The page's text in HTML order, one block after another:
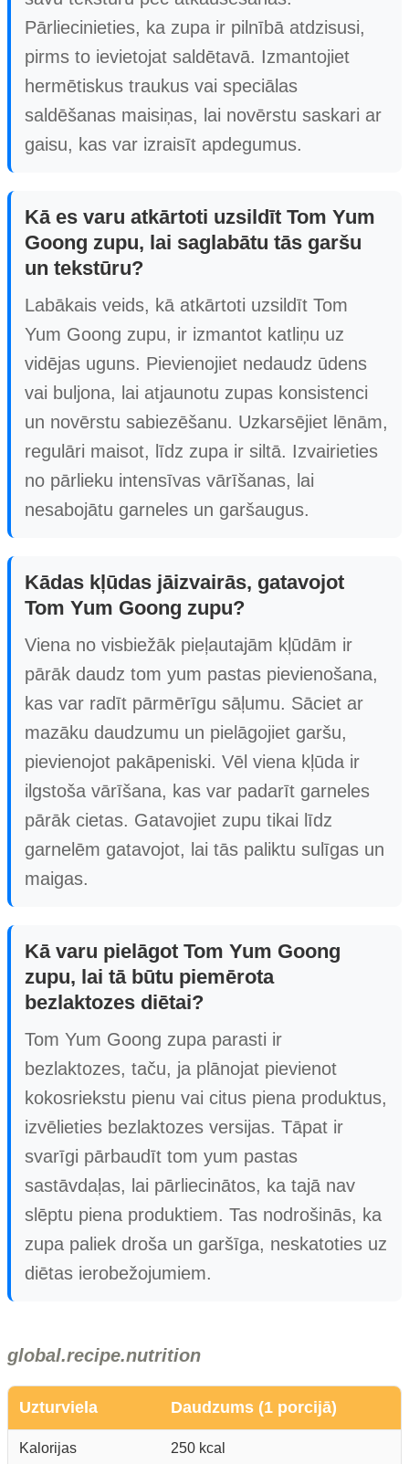
Pārliecinieties, ka zupa ir pilnībā atdzisusi,
pirms to ievietojat saldētavā. Izmantojiet
hermētiskus traukus vai speciālas
saldēšanas maisiņas, lai novērstu saskari ar
gaisu, kas var izraisīt apdegumus.
Kā es varu atkārtoti uzsildīt Tom Yum
Goong zupu, lai saglabātu tās garšu
un tekstūru?
Labākais veids, kā atkārtoti uzsildīt Tom
Yum Goong zupu, ir izmantot katliņu uz
vidējas uguns. Pievienojiet nedaudz ūdens
vai buljona, lai atjaunotu zupas konsistenci
un novērstu sabiezēšanu. Uzkarsējiet lēnām,
regulāri maisot, līdz zupa ir siltā. Izvairieties
no pārlieku intensīvas vārīšanas, lai
nesabojātu garneles un garšaugus.
Kādas kļūdas jāizvairās, gatavojot
Tom Yum Goong zupu?
Viena no visbiežāk pieļautajām kļūdām ir
pārāk daudz tom yum pastas pievienošana,
kas var radīt pārmērīgu sāļumu. Sāciet ar
mazāku daudzumu un pielāgojiet garšu,
pievienojot pakāpeniski. Vēl viena kļūda ir
ilgstoša vārīšana, kas var padarīt garneles
pārāk cietas. Gatavojiet zupu tikai līdz
garnelēm gatavojot, lai tās paliktu sulīgas un
maigas.
Kā varu pielāgot Tom Yum Goong
zupu, lai tā būtu piemērota
bezlaktozes diētai?
Tom Yum Goong zupa parasti ir
bezlaktozes, taču, ja plānojat pievienot
kokosriekstu pienu vai citus piena produktus,
izvēlieties bezlaktozes versijas. Tāpat ir
svarīgi pārbaudīt tom yum pastas
sastāvdaļas, lai pārliecinātos, ka tajā nav
slēptu piena produktiem. Tas nodrošinās, ka
zupa paliek droša un garšīga, neskatoties uz
diētas ierobežojumiem.
global.recipe.nutrition
Uzturviela Daudzums (1 porcijā)
Kalorijas 250 kcal